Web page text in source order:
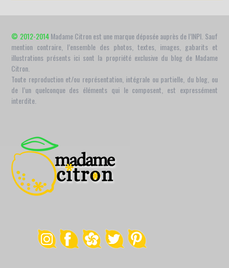
© 2012-2014Madame Citron est une marque déposée auprès de l’INPI. Sauf
mention contraire, l’ensemble des photos, textes, images, gabarits et
illustrations présents ici sont la propriété exclusive du blog de Madame
Citron.
Toute reproduction et/ou représentation, intégrale ou partielle, du blog, ou
de l’un quelconque des éléments qui le composent, est expressément
interdite.